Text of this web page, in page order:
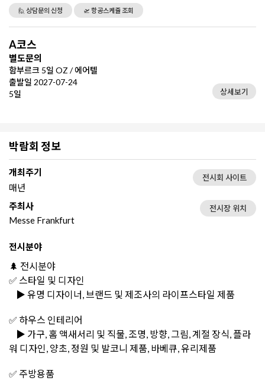
🙋 상담문의 신청 🛫 항공스케쥴 조회
A코스
별도문의
함부르크 5일 OZ / 에어텔
출발일 2027-07-24
5일
상세보기
박람회 정보
개최주기
매년
전시회 사이트
주최사
Messe Frankfurt
전시장 위치
전시분야
🌲 전시분야
✅ 스타일 및 디자인
▶️ 유명 디자이너, 브랜드 및 제조사의 라이프스타일 제품
✅ 하우스 인테리어
▶️ 가구, 홈 액새서리 및 직물, 조명, 방향, 그림, 계절 장식, 플라
워 디자인, 양초, 정원 및 발코니 제품, 바베큐, 유리제품
✅ 주방용품